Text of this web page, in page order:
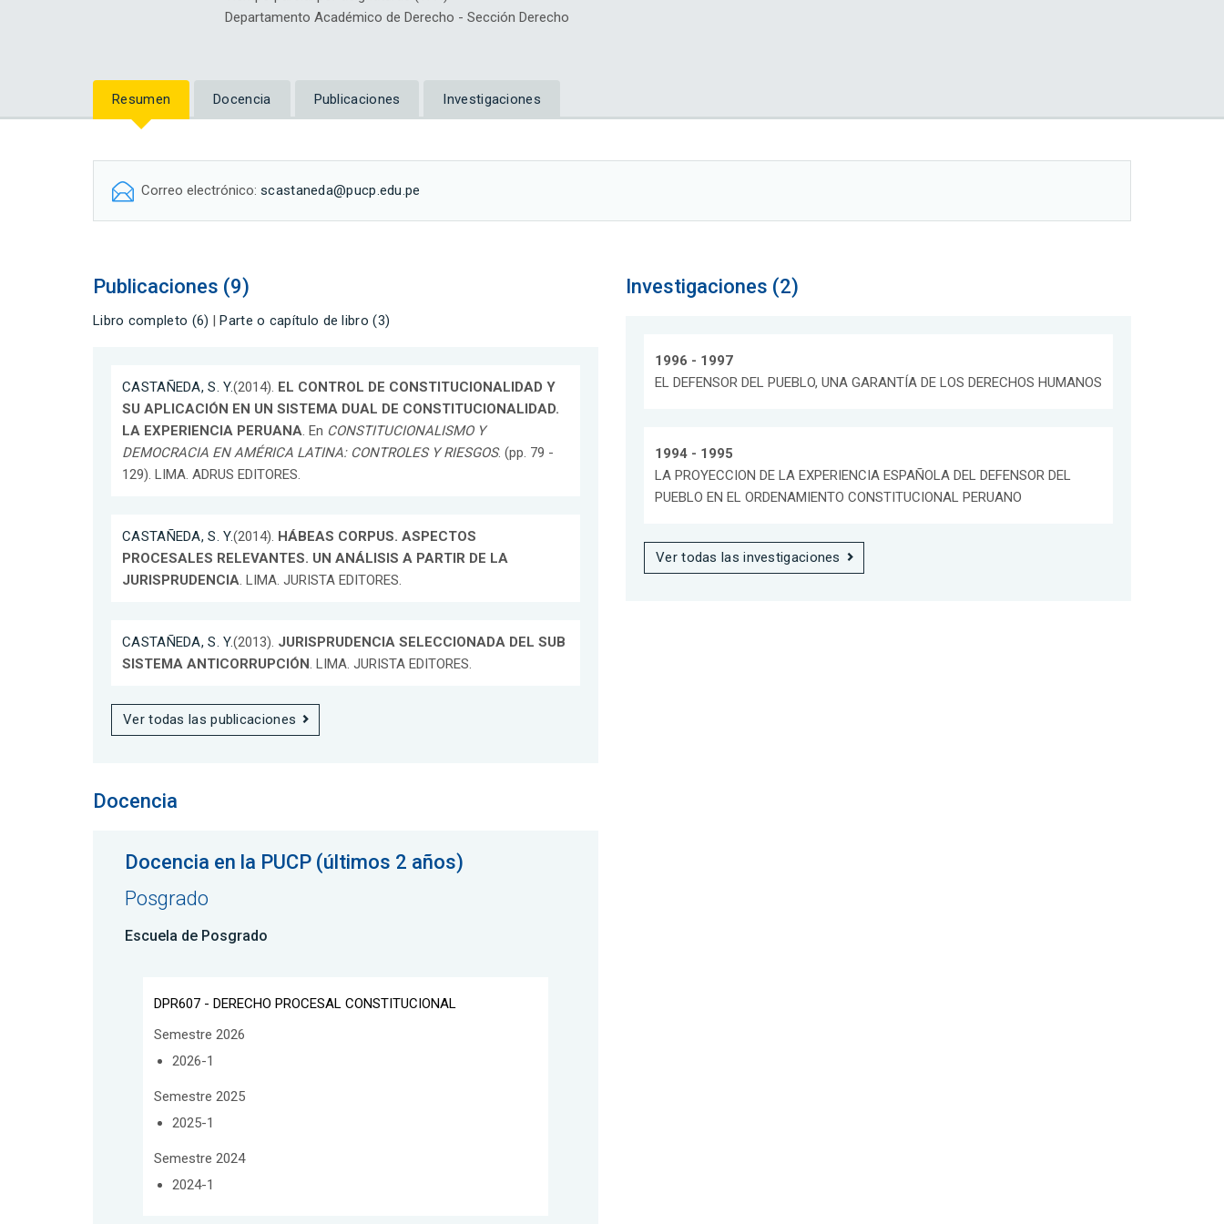
Departamento Académico de Derecho - Sección Derecho
Resumen Docencia Publicaciones Investigaciones
Correo electrónico: scastaneda@pucp.edu.pe
Publicaciones (9)
Libro completo (6) |Parte o capítulo de libro (3)
CASTAÑEDA, S. Y.(2014). EL CONTROL DE CONSTITUCIONALIDAD Y
SU APLICACIÓN EN UN SISTEMA DUAL DE CONSTITUCIONALIDAD.
LA EXPERIENCIA PERUANA . En CONSTITUCIONALISMO Y
DEMOCRACIA EN AMÉRICA LATINA: CONTROLES Y RIESGOS. (pp. 79 -
129). LIMA. ADRUS EDITORES.
CASTAÑEDA, S. Y.(2014). HÁBEAS CORPUS. ASPECTOS
PROCESALES RELEVANTES. UN ANÁLISIS A PARTIR DE LA
JURISPRUDENCIA . LIMA. JURISTA EDITORES.
CASTAÑEDA, S. Y.(2013). JURISPRUDENCIA SELECCIONADA DEL SUB
SISTEMA ANTICORRUPCIÓN . LIMA. JURISTA EDITORES.
Ver todas las publicaciones
Investigaciones (2)
1996 - 1997
EL DEFENSOR DEL PUEBLO, UNA GARANTÍA DE LOS DERECHOS HUMANOS
1994 - 1995
LA PROYECCION DE LA EXPERIENCIA ESPAÑOLA DEL DEFENSOR DEL
PUEBLO EN EL ORDENAMIENTO CONSTITUCIONAL PERUANO
Ver todas las investigaciones
Docencia
Docencia en la PUCP (últimos 2 años)
Posgrado
Escuela de Posgrado
DPR607 - DERECHO PROCESAL CONSTITUCIONAL
Semestre 2026
2026-1
Semestre 2025
2025-1
Semestre 2024
2024-1